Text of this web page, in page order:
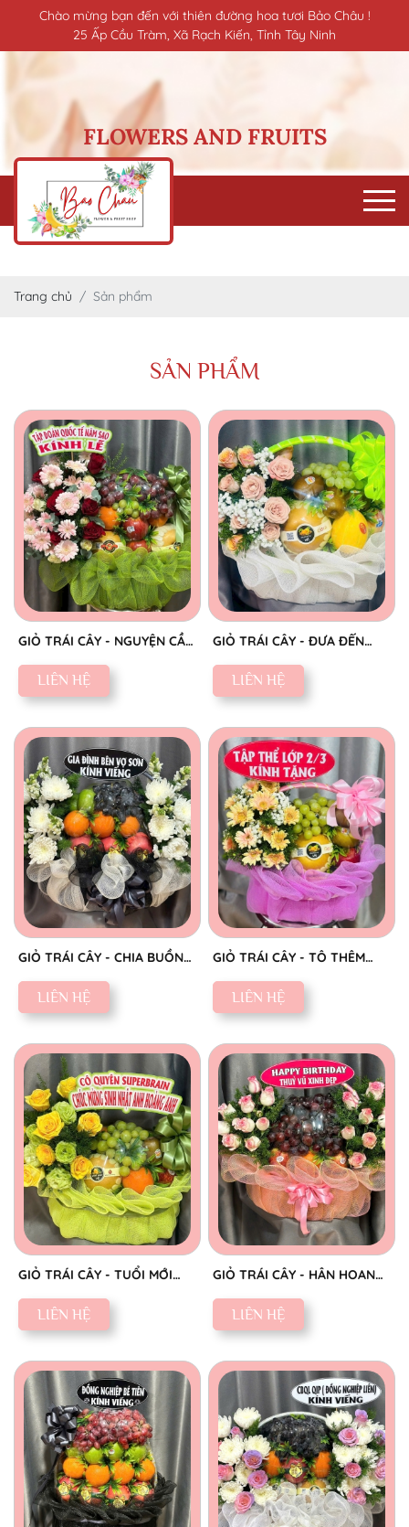
Chào mừng bạn đến với thiên đường hoa tươi Bảo Châu !
25 Ấp Cầu Tràm, Xã Rạch Kiến, Tỉnh Tây Ninh
FLOWERS AND FRUITS
Trang chủ Sản phẩm
SẢN PHẨM
GIỎ TRÁI CÂY - NGUYỆN CẦU
AN YÊN
LIÊN HỆ
GIỎ TRÁI CÂY - ĐƯA ĐẾN
NIỀM VUI
LIÊN HỆ
GIỎ TRÁI CÂY - CHIA BUỒN
CHÂN THÀNH
LIÊN HỆ
GIỎ TRÁI CÂY - TÔ THÊM
SẮC NGỌT
LIÊN HỆ
GIỎ TRÁI CÂY - TUỔI MỚI
VINH HOA
LIÊN HỆ
GIỎ TRÁI CÂY - HÂN HOAN
CHÚC MỪNG
LIÊN HỆ